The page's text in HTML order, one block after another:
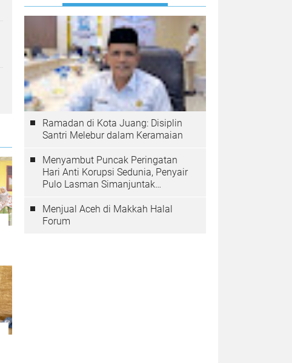
Ramadan di Kota Juang: Disiplin
Santri Melebur dalam Keramaian
Menyambut Puncak Peringatan
Hari Anti Korupsi Sedunia, Penyair
Pulo Lasman Simanjuntak
Korupsi di Indonesia
Menjual Aceh di Makkah Halal
Forum